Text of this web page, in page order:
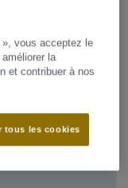
et
à notre traitement
utilisateurs
vous acceptez le
la
et contribuer à nos
tous les cookies